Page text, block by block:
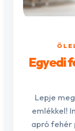
Egyedi
Lepje
emlékkel!
apró fehér